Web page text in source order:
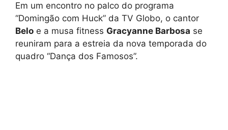
Em um encontro no palco do programa
“Domingão com Huck” da TV Globo, o cantor
Belo e a musa fitness Gracyanne Barbosa se
reuniram para a estreia da nova temporada do
quadro “Dança dos Famosos”.